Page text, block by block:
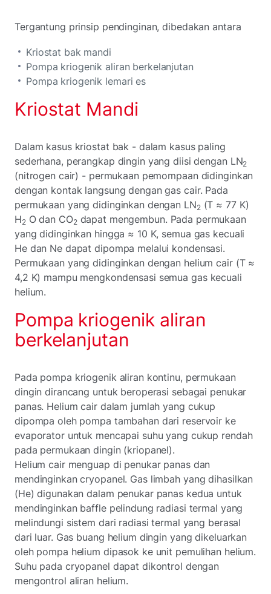
Tergantung prinsip pendinginan, dibedakan antara
Kriostat bak mandi
Pompa kriogenik aliran berkelanjutan
Pompa kriogenik lemari es
Kriostat Mandi
Dalam kasus kriostat bak - dalam kasus paling
sederhana, perangkap dingin yang diisi dengan LN2
(nitrogen cair) - permukaan pemompaan didinginkan
dengan kontak langsung dengan gas cair. Pada
permukaan yang didinginkan dengan LN2(T ≈ 77 K)
H2O dan CO2dapat mengembun. Pada permukaan
yang didinginkan hingga ≈ 10 K, semua gas kecuali
He dan Ne dapat dipompa melalui kondensasi.
Permukaan yang didinginkan dengan helium cair (T ≈
4,2 K) mampu mengkondensasi semua gas kecuali
helium.
Pompa kriogenik aliran
berkelanjutan
Pada pompa kriogenik aliran kontinu, permukaan
dingin dirancang untuk beroperasi sebagai penukar
panas. Helium cair dalam jumlah yang cukup
dipompa oleh pompa tambahan dari reservoir ke
evaporator untuk mencapai suhu yang cukup rendah
pada permukaan dingin (kriopanel).
Helium cair menguap di penukar panas dan
mendinginkan cryopanel. Gas limbah yang dihasilkan
(He) digunakan dalam penukar panas kedua untuk
mendinginkan baffle pelindung radiasi termal yang
melindungi sistem dari radiasi termal yang berasal
dari luar. Gas buang helium dingin yang dikeluarkan
oleh pompa helium dipasok ke unit pemulihan helium.
Suhu pada cryopanel dapat dikontrol dengan
mengontrol aliran helium.